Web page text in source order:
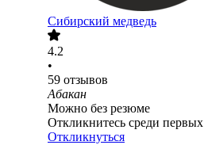
Сибирский медведь
4.2
•
59 отзывов
Абакан
Можно без резюме
Откликнитесь среди первых
Откликнуться